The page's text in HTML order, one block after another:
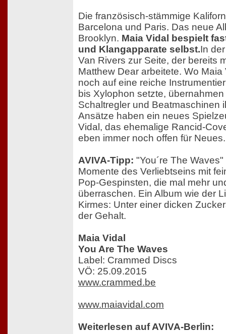
Die französisch-stämmige
Barcelona und Paris. Das neue
Brooklyn. Maia Vidal bespielt
und Klangapparate selbst.In
Van Rivers zur Seite, der bereits
Matthew Dear arbeitete. Wo
noch auf eine reiche
bis Xylophon setzte,
Schaltregler und Beatmaschinen
Ansätze haben ein neues
Vidal, das ehemalige Rancid-
eben immer noch offen für Neues.
AVIVA-Tipp: "You´re The
Momente des Verliebtseins mit
Pop-Gespinsten, die mal mehr
überraschen. Ein Album wie der
Kirmes: Unter einer dicken
der Gehalt.
Maia Vidal
You Are The Waves
Label: Crammed Discs
VÖ: 25.09.2015
www.crammed.be
www.maiavidal.com
Weiterlesen auf AVIVA-Berlin: